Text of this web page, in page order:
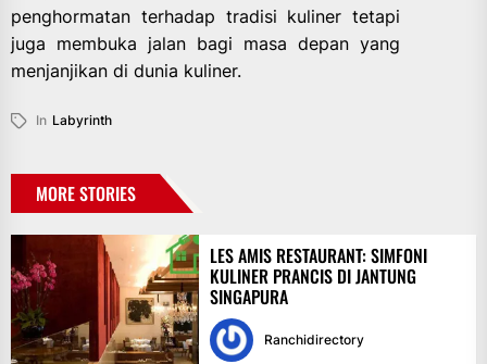
penghormatan terhadap tradisi kuliner tetapi
juga membuka jalan bagi masa depan yang
menjanjikan di dunia kuliner.
In Labyrinth
MORE STORIES
LES AMIS RESTAURANT: SIMFONI
KULINER PRANCIS DI JANTUNG
SINGAPURA
Ranchidirectory